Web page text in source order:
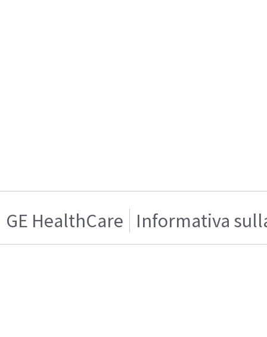
GE HealthCare Informativa